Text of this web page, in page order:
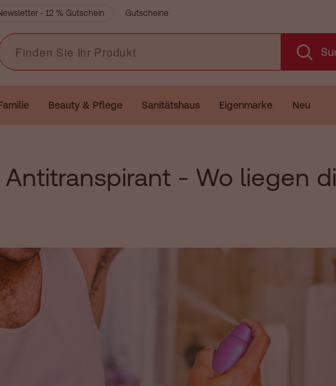
- 12 % Gutschein Gutscheine
Finden Sie Ihr Produkt
Beauty & Pflege Sanitätshaus Eigenmarke Neu
- Wo liegen